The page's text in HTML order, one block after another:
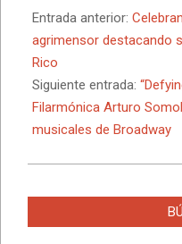
05-
12
Entrada anterior:
agrimensor destacando
Rico
Siguiente entrada:
Filarmónica Arturo
musicales de Broadway